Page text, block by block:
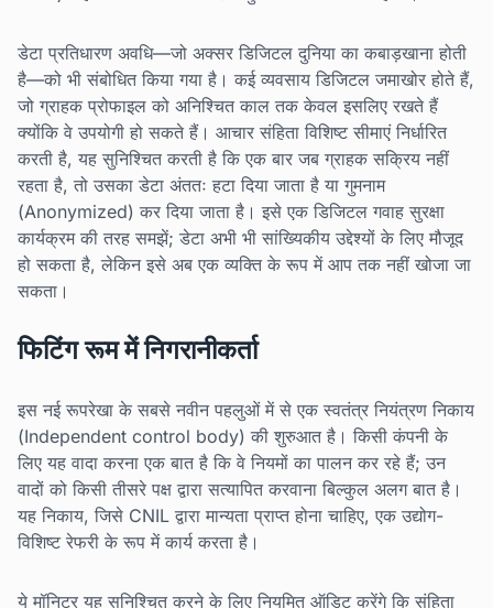
डेटा प्रतिधारण अवधि—जो अक्सर डिजिटल दुनिया का कबाड़खाना होती
है—को भी संबोधित किया गया है। कई व्यवसाय डिजिटल जमाखोर होते हैं,
जो ग्राहक प्रोफाइल को अनिश्चित काल तक केवल इसलिए रखते हैं
क्योंकि वे उपयोगी हो सकते हैं। आचार संहिता विशिष्ट सीमाएं निर्धारित
करती है, यह सुनिश्चित करती है कि एक बार जब ग्राहक सक्रिय नहीं
रहता है, तो उसका डेटा अंततः हटा दिया जाता है या गुमनाम
(Anonymized) कर दिया जाता है। इसे एक डिजिटल गवाह सुरक्षा
कार्यक्रम की तरह समझें; डेटा अभी भी सांख्यिकीय उद्देश्यों के लिए मौजूद
हो सकता है, लेकिन इसे अब एक व्यक्ति के रूप में आप तक नहीं खोजा जा
सकता।
फिटिंग रूम में निगरानीकर्ता
इस नई रूपरेखा के सबसे नवीन पहलुओं में से एक स्वतंत्र नियंत्रण निकाय
(Independent control body) की शुरुआत है। किसी कंपनी के
लिए यह वादा करना एक बात है कि वे नियमों का पालन कर रहे हैं; उन
वादों को किसी तीसरे पक्ष द्वारा सत्यापित करवाना बिल्कुल अलग बात है।
यह निकाय, जिसे CNIL द्वारा मान्यता प्राप्त होना चाहिए, एक उद्योग-
विशिष्ट रेफरी के रूप में कार्य करता है।
ये मॉनिटर यह सुनिश्चित करने के लिए नियमित ऑडिट करेंगे कि संहिता